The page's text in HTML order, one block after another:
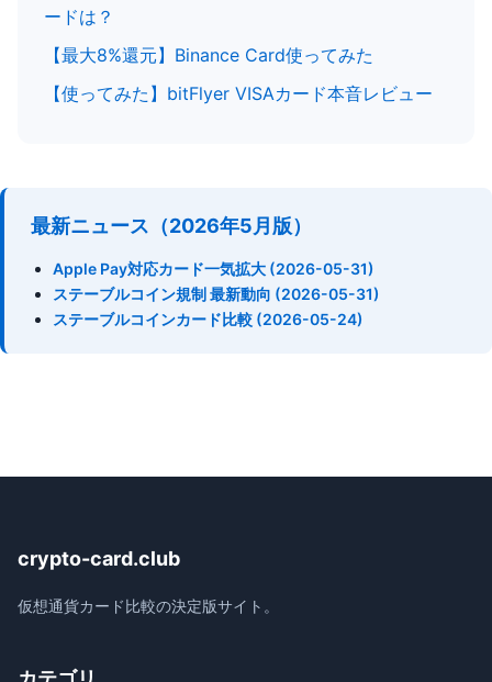
ードは？
【最大8%還元】Binance Card使ってみた
【使ってみた】bitFlyer VISAカード本音レビュー
最新ニュース（2026年5月版）
Apple Pay対応カード一気拡大 (2026-05-31)
ステーブルコイン規制 最新動向 (2026-05-31)
ステーブルコインカード比較 (2026-05-24)
crypto-card.club
仮想通貨カード比較の決定版サイト。